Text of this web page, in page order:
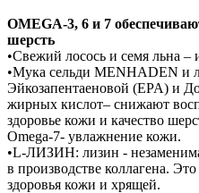
OMEGA-3, 6 и 7
шерсть
•Свежий лосось и семя льна –
•Мука сельди MENHADEN и
Эйкозапентаеновой (EPA) и
жирных кислот– снижают
здоровье кожи и качество
Omega-7- увлажнение кожи.
•L-ЛИЗИН: лизин -
в производстве коллагена.
здоровья кожи и хрящей.